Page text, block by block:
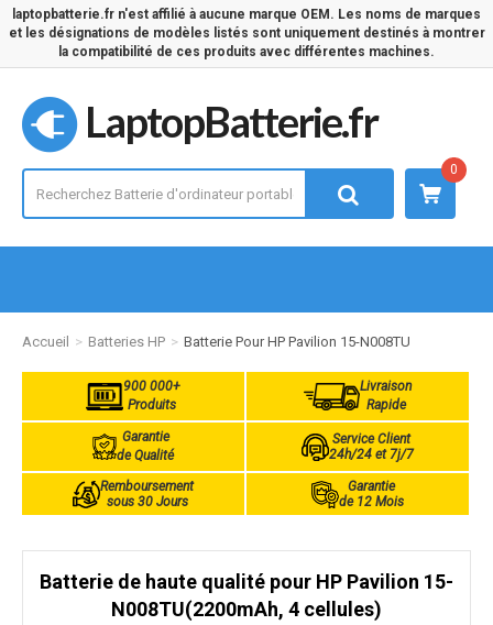
laptopbatterie.fr n'est affilié à aucune marque OEM. Les noms de marques
et les désignations de modèles listés sont uniquement destinés à montrer
la compatibilité de ces produits avec différentes machines.
LaptopBatterie.fr
0
Accueil Batteries HP Batterie Pour HP Pavilion 15-N008TU
900 000+
Produits
Livraison
Rapide
Garantie
de Qualité
Service Client
24h/24 et 7j/7
Remboursement
sous 30 Jours
Garantie
de 12 Mois
Batterie de haute qualité pour HP Pavilion 15-
N008TU(2200mAh, 4 cellules)